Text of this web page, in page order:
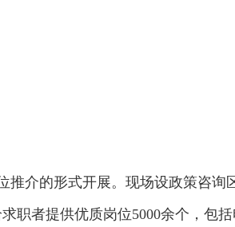
推介的形式开展。现场设政策咨
职者提供优质岗位5000余个，包